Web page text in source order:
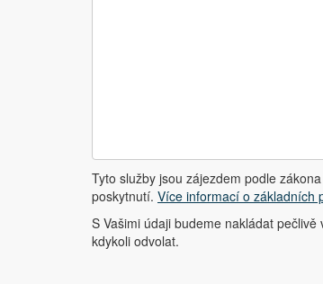
Tyto služby jsou zájezdem podle
poskytnutí. Více informací o základních
S Vašimi údaji budeme nakládat
kdykoli odvolat.